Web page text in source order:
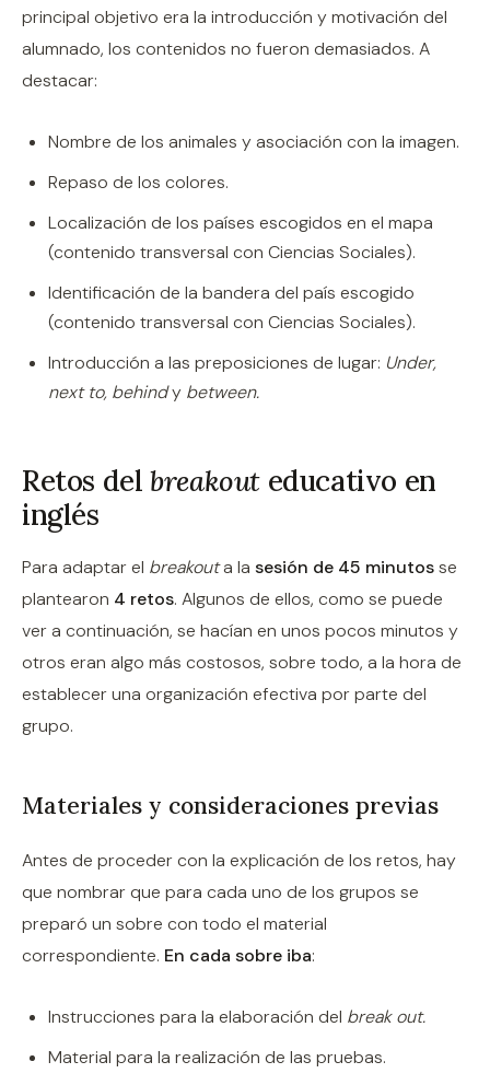
principal objetivo era la introducción y motivación del
alumnado, los contenidos no fueron demasiados. A
destacar:
Nombre de los animales y asociación con la imagen.
Repaso de los colores.
Localización de los países escogidos en el mapa
(contenido transversal con Ciencias Sociales).
Identificación de la bandera del país escogido
(contenido transversal con Ciencias Sociales).
Introducción a las preposiciones de lugar: Under,
next to, behindy between.
Retos delbreakout educativo en
inglés
Para adaptar el breakouta la sesión de 45 minutosse
plantearon 4 retos. Algunos de ellos, como se puede
ver a continuación, se hacían en unos pocos minutos y
otros eran algo más costosos, sobre todo, a la hora de
establecer una organización efectiva por parte del
grupo.
Materiales y consideraciones previas
Antes de proceder con la explicación de los retos, hay
que nombrar que para cada uno de los grupos se
preparó un sobre con todo el material
correspondiente. En cada sobre iba:
Instrucciones para la elaboración del break out.
Material para la realización de las pruebas.